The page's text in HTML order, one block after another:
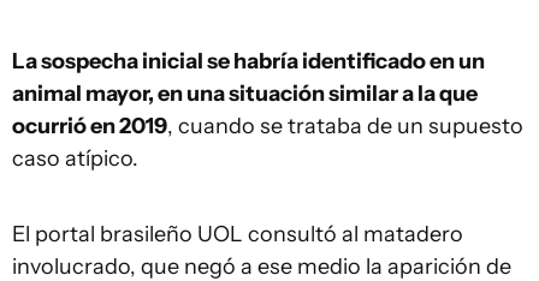
La sospecha inicial se habría identificado en un
animal mayor, en una situación similar a la que
ocurrió en 2019, cuando se trataba de un supuesto
caso atípico.
El portal brasileño UOL consultó al matadero
involucrado, que negó a ese medio la aparición de